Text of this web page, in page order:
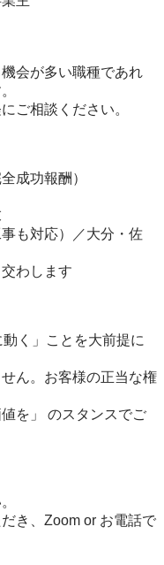
会が多い職種であれ
ご相談ください。
成功報酬）
も対応）／大分・佐
わします
く」ことを大前提に
ん。お客様の正当な権
を」 のスタンスでご
き、Zoom or お電話で